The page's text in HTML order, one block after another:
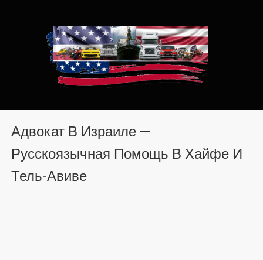
Хмельницком от auto.km.ua
Адвокат В Израиле —
Русскоязычная Помощь В Хайфе И
Тель-Авиве